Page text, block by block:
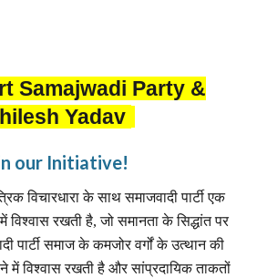
Samajwadi Party &
Yadav
our Initiative!
विचारधारा के साथ समाजवादी पार्टी एक
विश्वास रखती है, जो समानता के सिद्धांत पर
पार्टी समाज के कमजोर वर्गों के उत्थान की
में विश्वास रखती है और सांप्रदायिक ताकतों